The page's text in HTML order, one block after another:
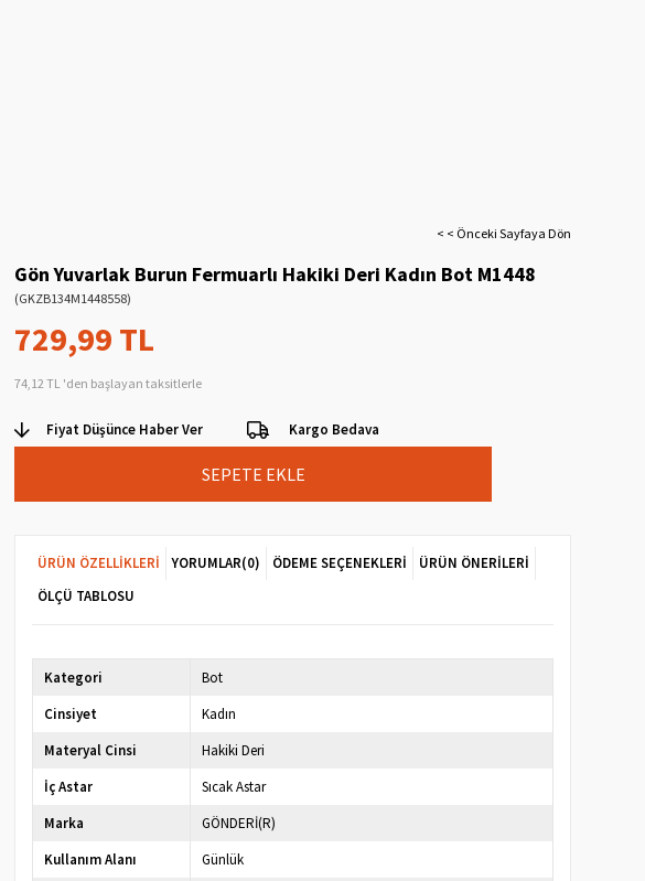
< < Önceki Sayfaya Dön
Gön Yuvarlak Burun Fermuarlı Hakiki Deri Kadın Bot M1448
(GKZB134M1448558)
729,99 TL
74,12 TL 'den başlayan taksitlerle
Fiyat Düşünce Haber Ver Kargo Bedava
ÜRÜN ÖZELLIKLERI YORUMLAR(0) ÖDEME SEÇENEKLERI
ÜRÜN ÖNERILERI
ÖLÇÜ TABLOSU
Kategori
Bot
Cinsiyet
Kadın
Materyal Cinsi
Hakiki Deri
İç Astar
Sıcak Astar
Marka
GÖNDERİ(R)
Kullanım Alanı
Günlük